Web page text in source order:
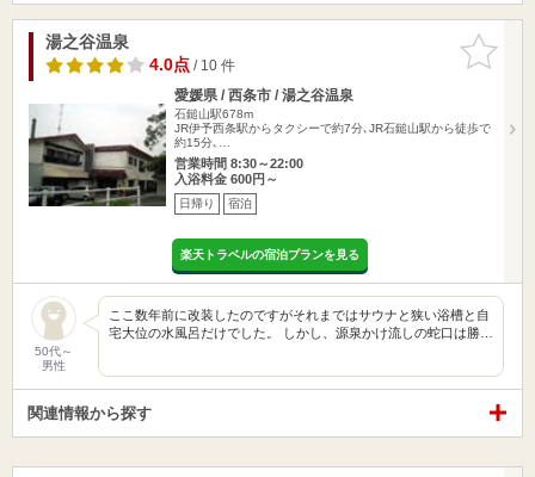
お気に入
りに追加
湯之谷温泉
4.0点/ 10 件
愛媛県 / 西条市 / 湯之谷温泉
石鎚山駅678m
JR伊予西条駅からタクシーで約7分､JR石鎚山駅から徒歩で
約15分､…
営業時間 8:30～22:00
入浴料金 600円～
日帰り 宿泊
楽天トラベルの宿泊プランを見る
50代～
男性
ここ数年前に改装したのですがそれまではサウナと狭い浴槽と自
宅大位の水風呂だけでした。 しかし、源泉かけ流しの蛇口は勝…
関連情報から探す